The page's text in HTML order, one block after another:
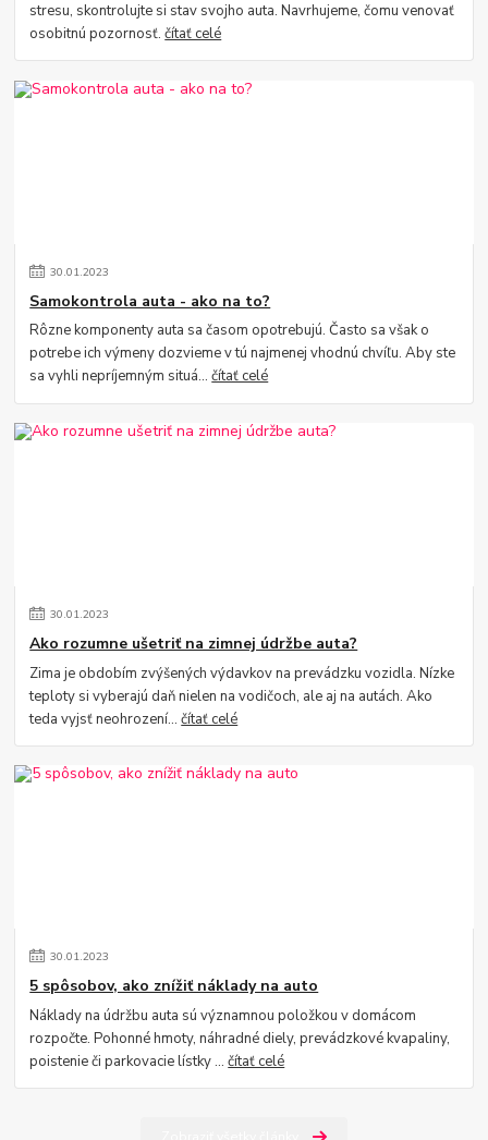
stresu, skontrolujte si stav svojho auta. Navrhujeme, čomu venovať
osobitnú pozornosť.čítať celé
30.01.2023
Samokontrola auta - ako na to?
Rôzne komponenty auta sa časom opotrebujú. Často sa však o
potrebe ich výmeny dozvieme v tú najmenej vhodnú chvíľu. Aby ste
sa vyhli nepríjemným situá...čítať celé
30.01.2023
Ako rozumne ušetriť na zimnej údržbe auta?
Zima je obdobím zvýšených výdavkov na prevádzku vozidla. Nízke
teploty si vyberajú daň nielen na vodičoch, ale aj na autách. Ako
teda vyjsť neohrození...čítať celé
30.01.2023
5 spôsobov, ako znížiť náklady na auto
Náklady na údržbu auta sú významnou položkou v domácom
rozpočte. Pohonné hmoty, náhradné diely, prevádzkové kvapaliny,
poistenie či parkovacie lístky ...čítať celé